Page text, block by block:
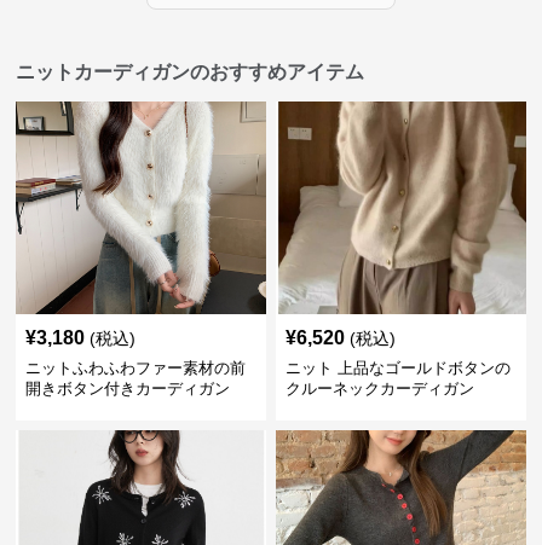
ニットカーディガンのおすすめアイテム
¥3,180 (税込)
ニットふわふわファー素材の前
開きボタン付きカーディガン
¥6,520 (税込)
ニット 上品なゴールドボタンの
クルーネックカーディガン